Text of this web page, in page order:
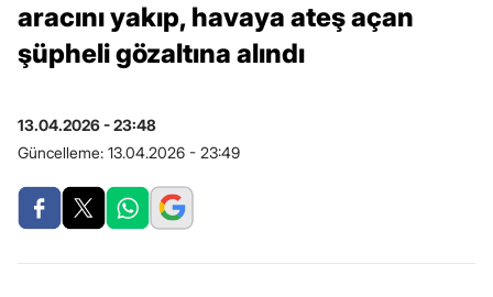
aracını yakıp, havaya ateş açan
şüpheli gözaltına alındı
13.04.2026 - 23:48
Güncelleme: 13.04.2026 - 23:49